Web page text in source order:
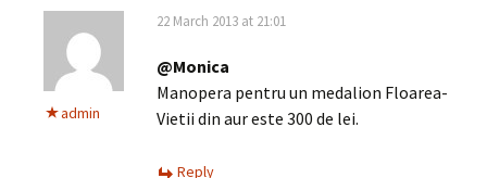
admin
22 March 2013 at 21:01
@Monica
Manopera pentru un medalion Floarea-
Vietii din aur este 300 de lei.
Reply